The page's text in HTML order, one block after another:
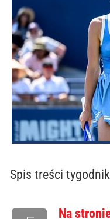
Spis treści
Na